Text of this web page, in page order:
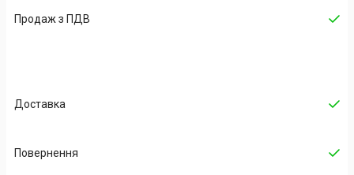
Продаж з ПДВ
Доставка
Повернення